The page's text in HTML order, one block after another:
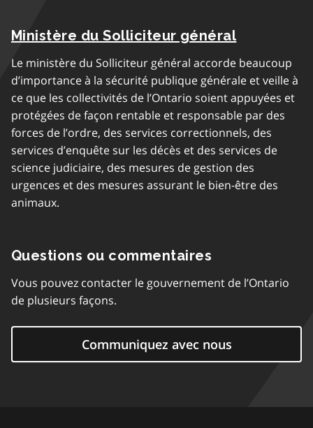
Ministère du Solliciteur général
Le ministère du Solliciteur général accorde beaucoup
d’importance à la sécurité publique générale et veille à
ce que les collectivités de l’Ontario soient appuyées et
protégées de façon rentable et responsable par des
forces de l’ordre, des services correctionnels, des
services d’enquête sur les décès et des services de
science judiciaire, des mesures de gestion des
urgences et des mesures assurant le bien-être des
animaux.
Questions ou commentaires
Vous pouvez contacter le gouvernement de l’Ontario
de plusieurs façons.
Communiquez avec nous